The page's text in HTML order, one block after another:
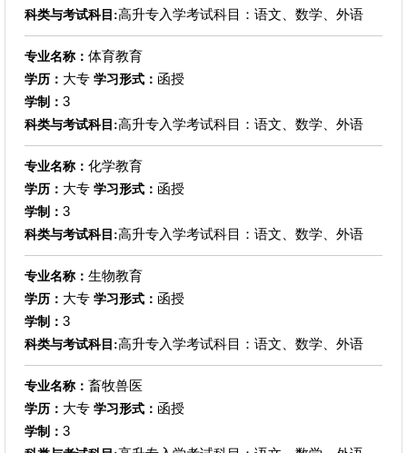
科类与考试科目:高升专入学考试科目：语文、数学、外语
专业名称： 体育教育
学历： 大专 学习形式： 函授
学制： 3
科类与考试科目:高升专入学考试科目：语文、数学、外语
专业名称： 化学教育
学历： 大专 学习形式： 函授
学制： 3
科类与考试科目:高升专入学考试科目：语文、数学、外语
专业名称： 生物教育
学历： 大专 学习形式： 函授
学制： 3
科类与考试科目:高升专入学考试科目：语文、数学、外语
专业名称： 畜牧兽医
学历： 大专 学习形式： 函授
学制： 3